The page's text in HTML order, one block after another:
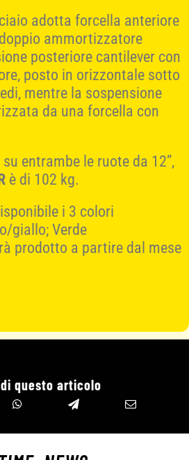
adotta forcella anteriore
ammortizzatore
posteriore cantilever con
posto in orizzontale sotto
mentre la sospensione
da una forcella con
entrambe le ruote da 12”,
è di 102 kg.
i 3 colori
giallo; Verde
prodotto a partire dal mese
questo articolo